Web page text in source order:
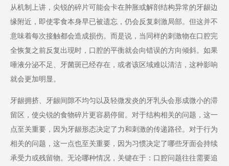
从机制上讲，尖锐的碎片可能会卡在肿胀或解剖结构异常的牙龈边
缘附近，即使零食本身早已被遗忘，仍会反复刺激局部。但这并不
意味着每次接触都会造成损伤。而是说，当同样的刺激物在口腔完
全恢复之前反复出现时，口腔的平衡就会向错误的方向倾斜。如果
唾液分泌不足、牙菌斑已经存在，或者该区域难以清洁，这种影响
就会更加明显。
牙龈拥挤、牙龈间隙不均匀以及轻微发炎的牙乳头会形成微小的滞
留区，使尖锐的食物碎片更容易停留。对于结构相关的问题，这一
点至关重要，因为牙龈形态决定了力和刺激的传递路径。对于行为
相关的问题，这一点也至关重要，因为习惯决定了哪些牙面会持续
承受力或残留物。无论哪种情况，关键在于：口腔问题往往需要追